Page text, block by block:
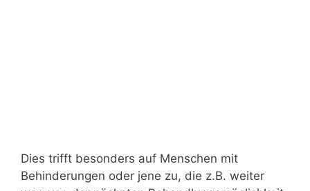
Dies trifft besonders auf Menschen mit
Behinderungen oder jene zu, die z.B. weiter